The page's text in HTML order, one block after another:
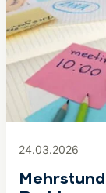
24.03.2026